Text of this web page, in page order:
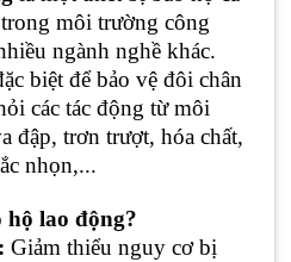
môi trường công
ngành nghề khác.
biệt để bảo vệ đôi chân
các tác động từ môi
đập, trơn trượt, hóa chất,
nhọn,...
hộ lao động?
Giảm thiểu nguy cơ bị